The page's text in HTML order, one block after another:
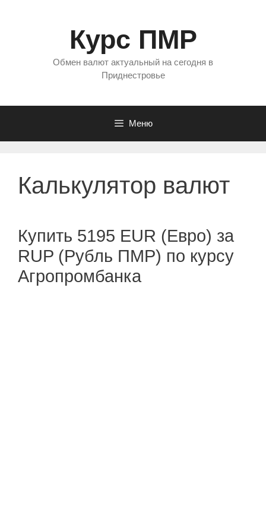
Курс ПМР
Обмен валют актуальный на сегодня в
Приднестровье
Меню
Калькулятор валют
Купить 5195 EUR (Евро) за
RUP (Рубль ПМР) по курсу
Агропромбанка